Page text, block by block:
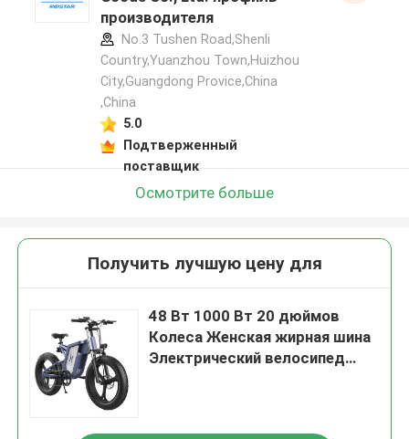
производителя
No.3 Tushen Road,Shenli
Country,Yuanzhou Town,Huizhou
City,Guangdong Provice,China
,China
5.0
Подтверженный
поставщик
Осмотрите больше
Получить лучшую цену для
48 Вт 1000 Вт 20 дюймов
Колеса Женская жирная шина
Электрический велосипед